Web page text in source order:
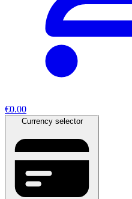
€0.00
Currency selector